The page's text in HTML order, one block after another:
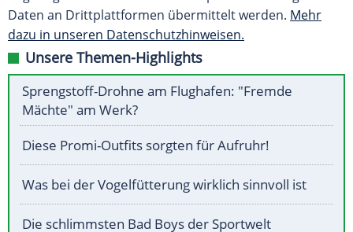
Daten an Drittplattformen übermittelt werden. Mehr
dazu in unseren Datenschutzhinweisen.
Unsere Themen-Highlights
Sprengstoff-Drohne am Flughafen: "Fremde
Mächte" am Werk?
Diese Promi-Outfits sorgten für Aufruhr!
Was bei der Vogelfütterung wirklich sinnvoll ist
Die schlimmsten Bad Boys der Sportwelt